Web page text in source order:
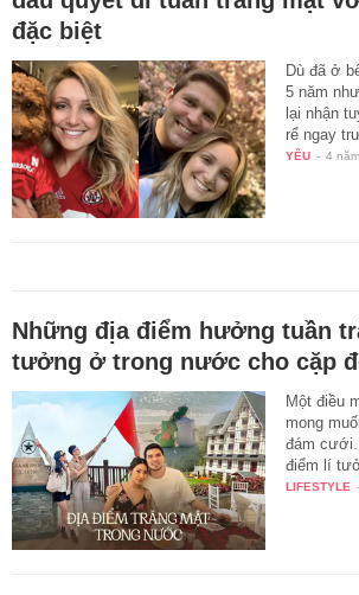
đặc biệt
Dù đã ở
5 năm
lại nhận
rể ngay
YÊU - 4
Những địa điểm hưởng tuần
tưởng ở trong nước cho cặp
Một điều
mong
đám
điểm lí
LIFESTYLE -